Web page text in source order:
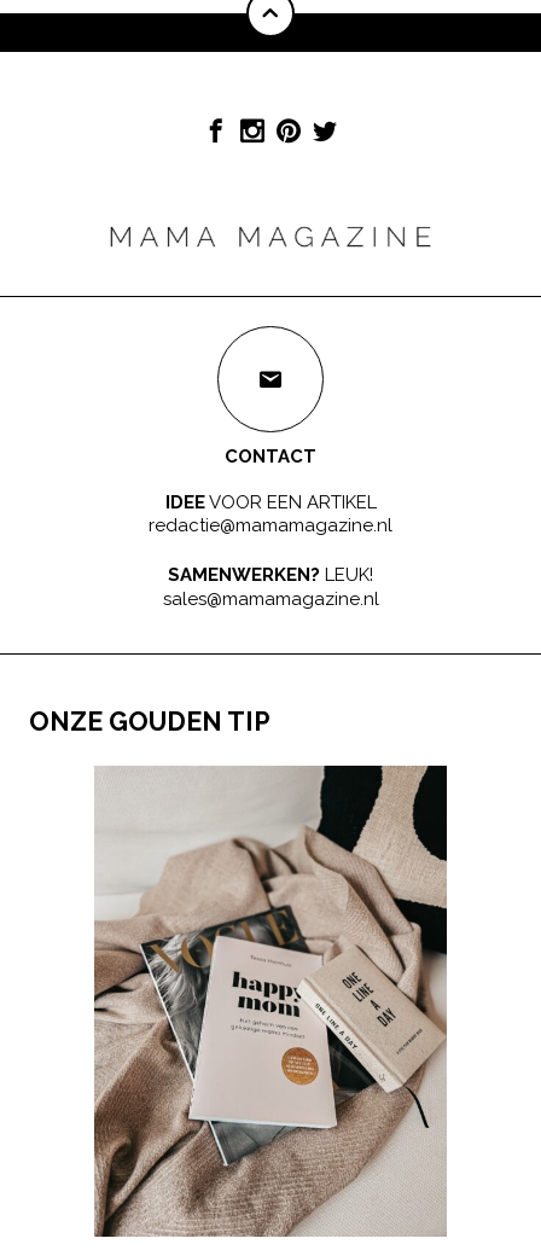
CONTACT
IDEEVOOR EEN ARTIKEL
redactie@mamamagazine.nl
SAMENWERKEN? LEUK!
sales@mamamagazine.nl
ONZE GOUDEN TIP